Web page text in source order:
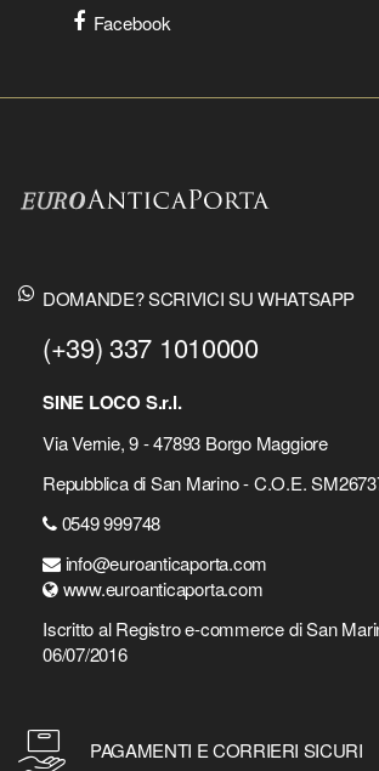
Facebook
DOMANDE? SCRIVICI SU WHATSAPP
(+39) 337 1010000
SINE LOCO S.r.l.
Via Vernie, 9 - 47893 Borgo Maggiore
Repubblica di San Marino - C.O.E.
0549 999748
info@euroanticaporta.com
www.euroanticaporta.com
Iscritto al Registro e-commerce di San
06/07/2016
PAGAMENTI E CORRIERI SICURI